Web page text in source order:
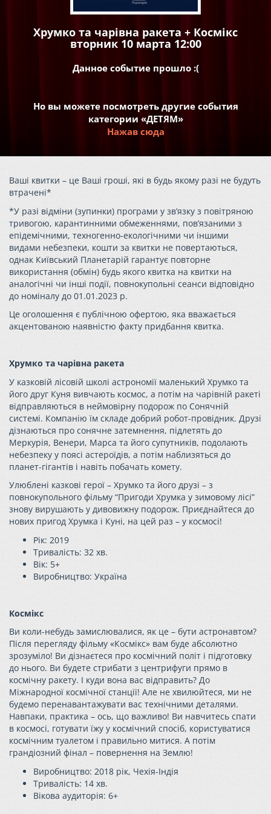
Хрумко та чарівна ракета + Космікс
вторник 10 марта 12:00
Данное событие прошло :(
Но вы можете посмотреть другие события
категории «ДЕТЯМ»
Нажав сюда
Ваші квитки – це Ваші гроші, які в будь якому разі не будуть
втрачені*
*У разі відміни (зупинки) програми у зв’язку з повітряною
тривогою, карантинними обмеженнями, пов’язаними з
епідемічними, техногенно-екологічними чи іншими
видами небезпеки, кошти за квитки не повертаються,
однак Київський Планетарій гарантує повторне
використання (обмін) будь якого квитка на квитки на
аналогічні чи інші події, повнокупольні сеанси відповідно
до номіналу до 01.01.2023 р.
Це оголошення є публічною офертою, яка вважається
акцентованою наявністю факту придбання квитка.
Хрумко та чарівна ракета
У казковій лісовій школі астрономії маленький Хрумко та
його друг Куня вивчають космос, а потім на чарівній ракеті
відправляються в неймовірну подорож по Сонячній
системі. Компанію їм складе добрий робот-провідник. Друзі
дізнаються про сонячне затемнення, підлетять до
Меркурія, Венери, Марса та його супутників, подолають
небезпеку у поясі астероїдів, а потім наблизяться до
планет-гігантів і навіть побачать комету.
Улюблені казкові герої – Хрумко та його друзі – з
повнокупольного фільму “Пригоди Хрумка у зимовому лісі”
знову вирушають у дивовижну подорож. Приєднайтеся до
нових пригод Хрумка і Куні, на цей раз – у космосі!
Рік: 2019
Тривалість: 32 хв.
Вік: 5+
Виробництво: Україна
Космікс
Ви коли-небудь замислювалися, як це – бути астронавтом?
Після перегляду фільму «Космікс» вам буде абсолютно
зрозуміло! Ви дізнаєтеся про космічний політ і підготовку
до нього. Ви будете стрибати з центрифуги прямо в
космічну ракету. І куди вона вас відправить? До
Міжнародної космічної станції! Але не хвилюйтеся, ми не
будемо перенавантажувати вас технічними деталями.
Навпаки, практика – ось, що важливо! Ви навчитесь спати
в космосі, готувати їжу у космічний спосіб, користуватися
космічним туалетом і правильно митися. А потім
грандіозний фінал – повернення на Землю!
Виробництво: 2018 рік, Чехія-Індія
Тривалість: 14 хв.
Вікова аудиторія: 6+